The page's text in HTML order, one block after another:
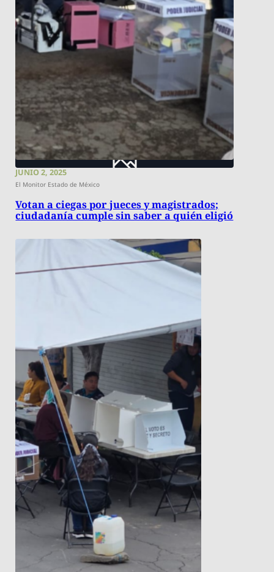
JUNIO 2, 2025
El Monitor Estado de México
Votan a ciegas por jueces y magistrados;
ciudadanía cumple sin saber a quién eligió